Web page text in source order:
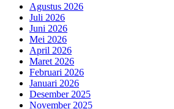
Agustus 2026
Juli 2026
Juni 2026
Mei 2026
April 2026
Maret 2026
Februari 2026
Januari 2026
Desember 2025
November 2025